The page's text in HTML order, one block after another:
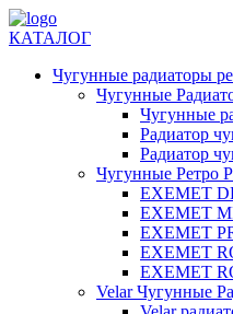
КАТАЛОГ
Чугунные радиаторы
Чугунные
Чугунные
Радиатор
Радиатор
Чугунные Ретро
EXEMET
EXEMET
EXEMET
EXEMET
EXEMET
Velar Чугунные